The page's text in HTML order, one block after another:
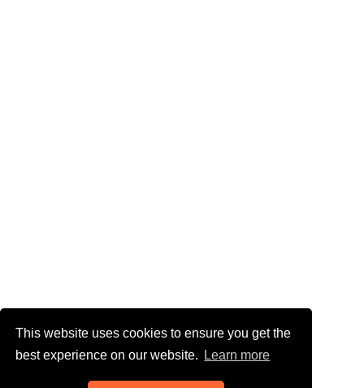
This website uses cookies to ensure you get the
best experience on our website.
Learn more